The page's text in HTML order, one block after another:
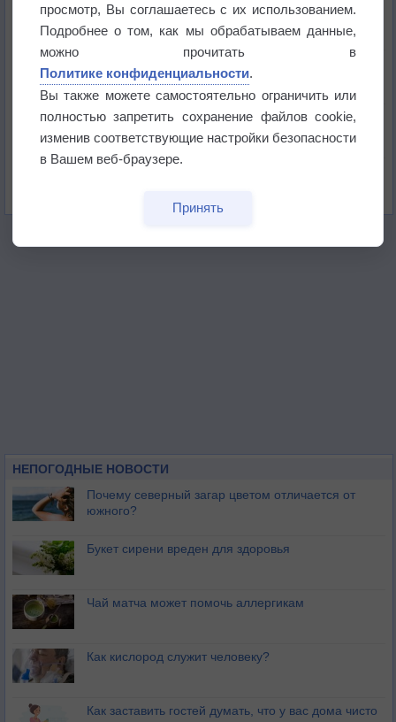
В Приморье обнаружены морские волны тепла
Изменение климата повлияло на ареал обитания
бабочек
Погода в Екатеринбурге 6 августа
Погода в Краснодаре 6 августа
НЕПОГОДНЫЕ НОВОСТИ
Почему северный загар цветом отличается от
южного?
Букет сирени вреден для здоровья
Чай матча может помочь аллергикам
Как кислород служит человеку?
Как заставить гостей думать, что у вас дома чисто
просмотр, Вы соглашаетесь с их использованием.
Подробнее о том, как мы обрабатываем данные,
можно прочитать в
Политике конфиденциальности.
Вы также можете самостоятельно ограничить или
полностью запретить сохранение файлов cookie,
изменив соответствующие настройки безопасности
в Вашем веб-браузере.
Принять